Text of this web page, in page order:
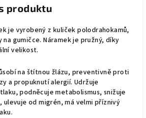
produktu
je vyrobený z kuliček polodrahokamů,
gumičce. Náramek je pružný, díky
velikost.
na štítnou žlázu, preventivně proti
a propuknutí alergií. Udržuje
podněcuje metabolismus, snižuje
ulevuje od migrén, má velmi příznivý